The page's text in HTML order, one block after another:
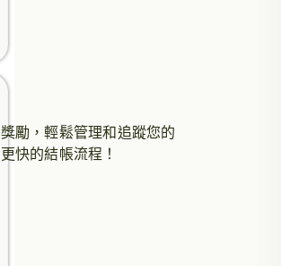
勵，輕鬆管理和追蹤您的
快的結帳流程！